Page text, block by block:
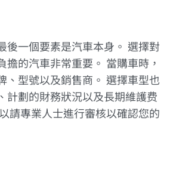
後一個要素是汽車本身。 選擇對
擔的汽車非常重要。 當購車時，
、型號以及銷售商。 選擇車型也
計劃的財務狀況以及長期維護费
請專業人士進行審核以確認您的